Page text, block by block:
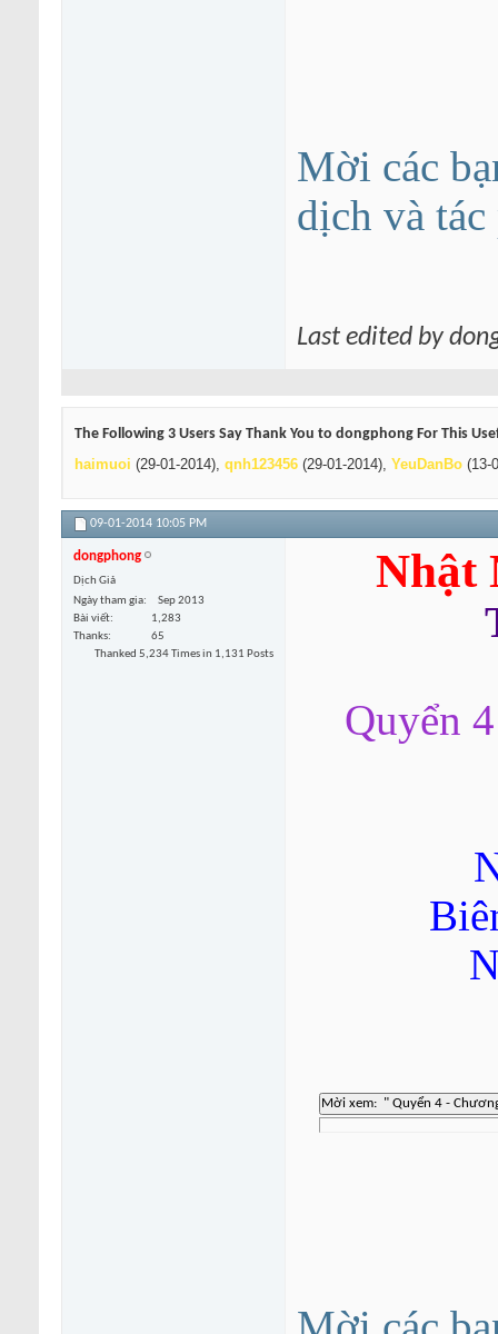
Mời các
dịch và
Last edited by
The Following 3 Users Say Thank You to dongphong For This
haimuoi (29-01-2014), qnh123456 (29-01-2014), YeuDanBo (13-
09-01-2014 10:05 PM
dongphong
Dịch Giả
Ngày tham gia
Sep 2013
Bài viết
1,283
Thanks
65
Thanked 5,234 Times in 1,131 Posts
Nhật
Quyển